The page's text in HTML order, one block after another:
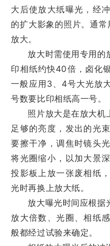
大后使放大纸曝光，经
的扩大影象的照片。通
放大。
放大时需使用专用的
印相纸约快40倍，卤化
一般应用3、4号大光放
号数要比印相纸高一号。
照片放大是在放大机
足够的亮度，发出的光
要擦干净，调焦时镜头
将光圈缩小，以加大景
投影板上放一张废相纸
光时再换上放大纸。
放大曝光时间应根据
放大倍数、光圈、相纸
般都经过试验来确定。